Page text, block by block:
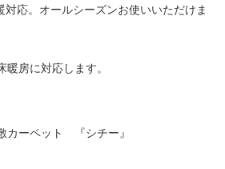
応。オールシーズンお使いいただけま